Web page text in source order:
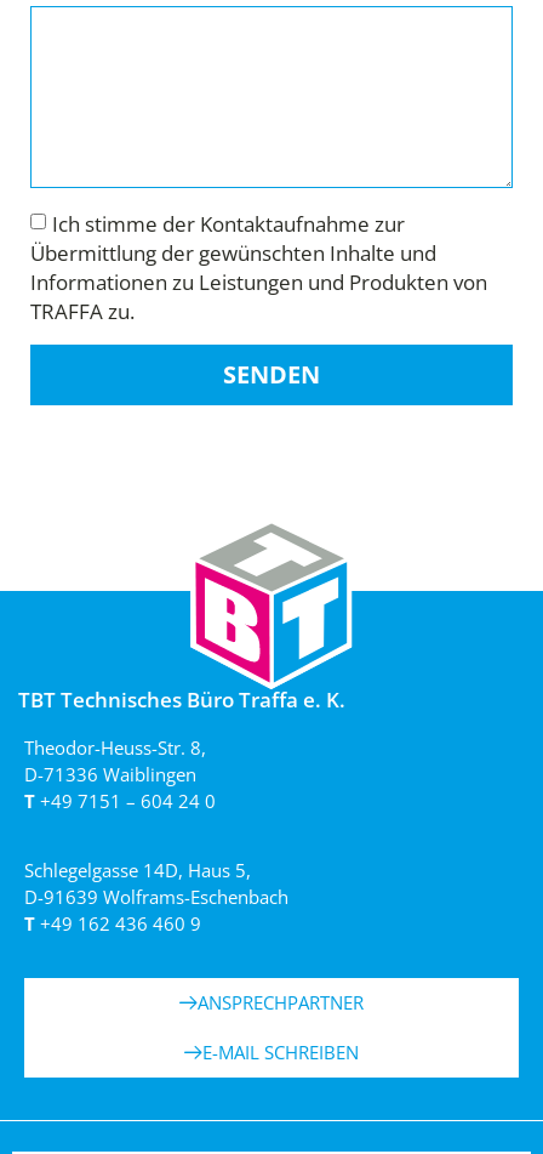
Ich stimme der Kontaktaufnahme zur
Übermittlung der gewünschten Inhalte und
Informationen zu Leistungen und Produkten von
TRAFFA zu.
SENDEN
TBT Technisches Büro Traffa e. K.
Theodor-Heuss-Str. 8,
D-71336 Waiblingen
T +49 7151 – 604 24 0
Schlegelgasse 14D, Haus 5,
D-91639 Wolframs-Eschenbach
T +49 162 436 460 9
ANSPRECHPARTNER
E-MAIL SCHREIBEN